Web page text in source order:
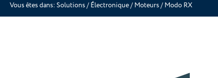
Vous êtes dans: Solutions/ Électronique/ Moteurs/ Modo RX